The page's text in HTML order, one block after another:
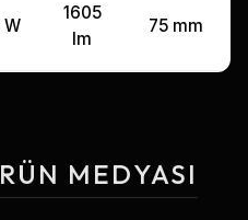
W
1605
lm
75 mm
MEDYASI